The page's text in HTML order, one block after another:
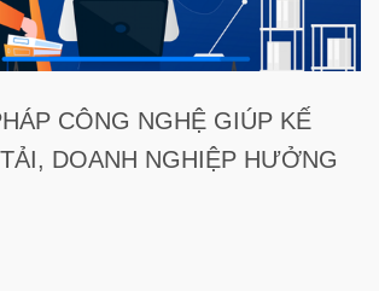
CÔNG NGHỆ GIÚP KẾ
DOANH NGHIỆP HƯỞNG